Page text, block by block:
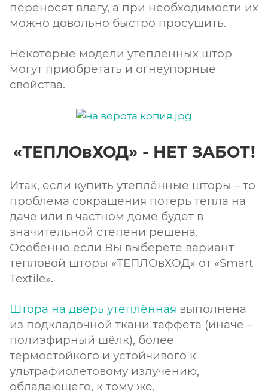
переносят влагу, а при необходимости их
можно довольно быстро просушить.
Некоторые модели утеплённых штор
могут приобретать и огнеупорные
свойства.
«ТЕПЛОвХОД» - НЕТ ЗАБОТ!
Итак, если купить утеплённые шторы – то
проблема сокращения потерь тепла на
даче или в частном доме будет в
значительной степени решена.
Особенно если Вы выберете вариант
тепловой шторы «ТЕПЛОвХОД» от «Smart
Textile».
Штора на дверь утеплённая выполнена
из подкладочной ткани таффета (иначе –
полиэфирный шёлк), более
термостойкого и устойчивого к
ультрафиолетовому излучению,
обладающего, к тому же,